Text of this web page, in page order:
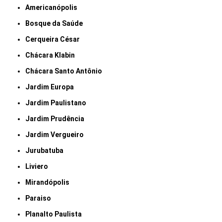
Americanópolis
Bosque da Saúde
Cerqueira César
Chácara Klabin
Chácara Santo Antônio
Jardim Europa
Jardim Paulistano
Jardim Prudência
Jardim Vergueiro
Jurubatuba
Liviero
Mirandópolis
Paraiso
Planalto Paulista